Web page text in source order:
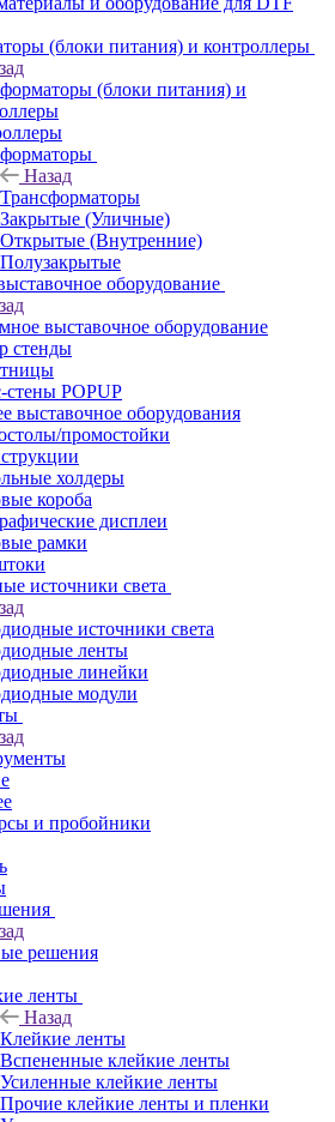
(блоки питания) и контроллеры
(блоки питания) и
Назад
Трансформаторы
Закрытые (Уличные)
Открытые (Внутренние)
Полузакрытые
оборудование
выставочное оборудование
стенды
стены POPUP
выставочное оборудования
промостойки
холдеры
короба
дисплеи
рамки
источники света
источники света
ленты
линейки
модули
и пробойники
решения
ленты
Назад
Клейкие ленты
Вспененные клейкие ленты
Усиленные клейкие ленты
Прочие клейкие ленты и пленки